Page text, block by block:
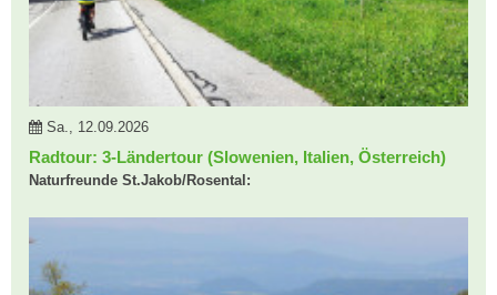
Sa., 12.09.2026
Radtour: 3-Ländertour (Slowenien, Italien, Österreich)
Naturfreunde St.Jakob/Rosental: